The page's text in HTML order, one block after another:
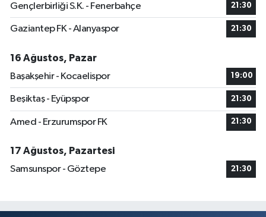
Gençlerbirliği S.K. - Fenerbahçe 21:30
Gaziantep FK - Alanyaspor 21:30
16 Ağustos, Pazar
Başakşehir - Kocaelispor
19:00
Beşiktaş - Eyüpspor 21:30
Amed - Erzurumspor FK 21:30
17 Ağustos, Pazartesi
Samsunspor - Göztepe
21:30